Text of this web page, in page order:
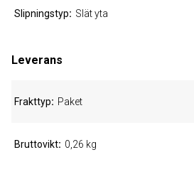
Slipningstyp Slät yta
Leverans
Frakttyp Paket
Bruttovikt 0,26 kg